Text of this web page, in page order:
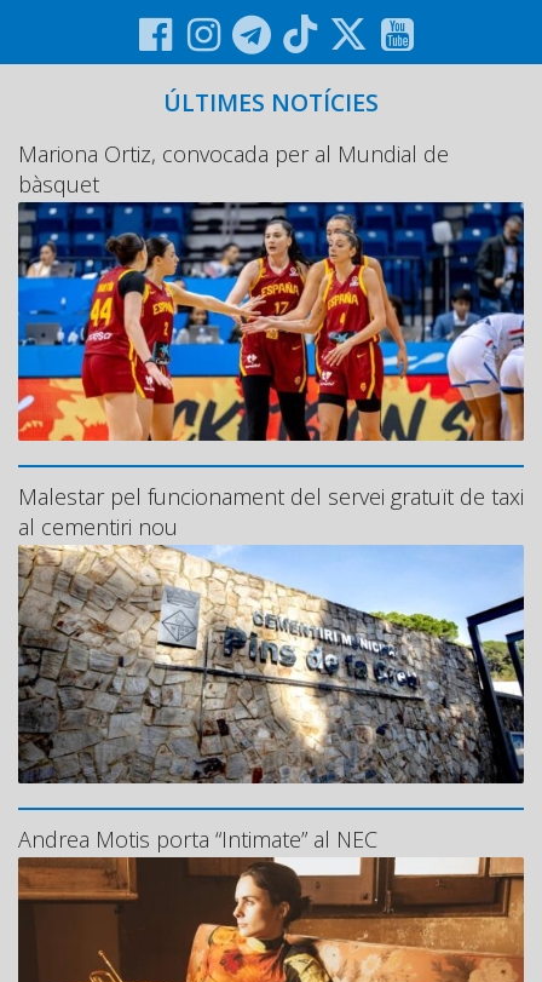
ÚLTIMES NOTÍCIES
Mariona Ortiz, convocada per al Mundial de
bàsquet
Malestar pel funcionament del servei gratuït de taxi
al cementiri nou
Andrea Motis porta “Intimate” al NEC